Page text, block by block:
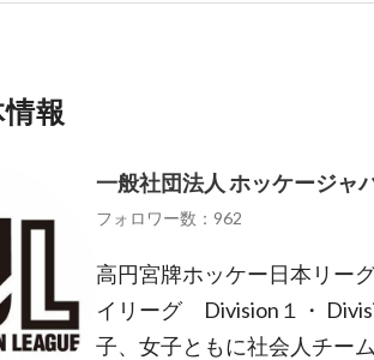
報
一般社団法人 ホッケージャ
フォロワー数：962
高円宮牌ホッケー日本リー
イリーグ Division１・
子、女子ともに社会人チー